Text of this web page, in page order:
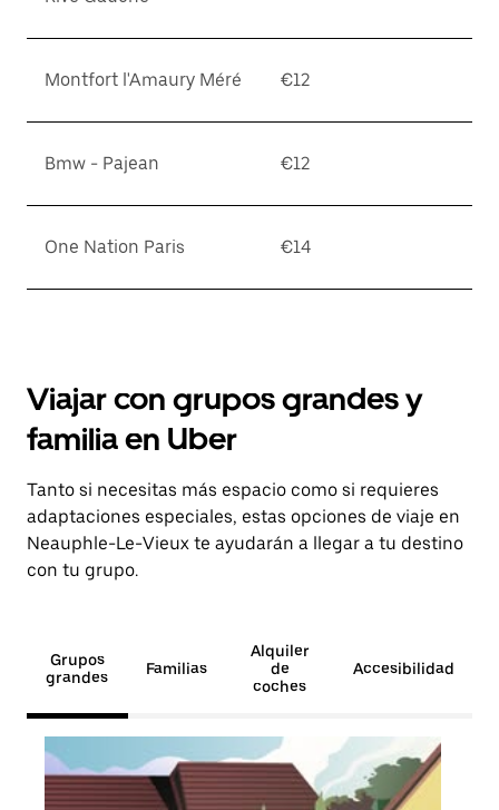
Montfort l'Amaury Méré €12
Bmw - Pajean €12
One Nation Paris €14
Viajar con grupos grandes y
familia en Uber
Tanto si necesitas más espacio como si requieres
adaptaciones especiales, estas opciones de viaje en
Neauphle-Le-Vieux te ayudarán a llegar a tu destino
con tu grupo.
Grupos
grandes
Familias
Alquiler
de
coches
Accesibilidad